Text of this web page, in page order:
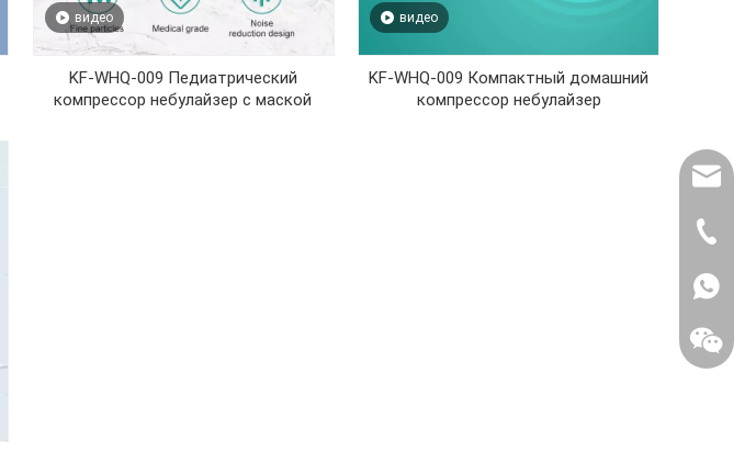
видео
KF-WHQ-009 Педиатрический
компрессор небулайзер с маской
видео
KF-WHQ-009 Компактный домашний
компрессор небулайзер
(86)
86-